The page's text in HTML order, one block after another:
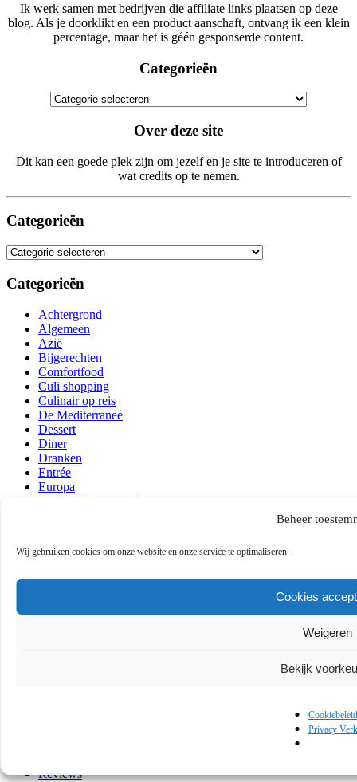
Beheer
Wij gebruiken cookies om onze website en onze service te optimaliseren.
Cookies
Weigeren
Bekijk
Cookiebeleid
Privacy
Ik werk samen met bedrijven die affiliate links plaatsen op deze
blog. Als je doorklikt en een product aanschaft, ontvang ik een klein
percentage, maar het is géén gesponserde content.
Categorieën
Categorieën
Over deze site
Dit kan een goede plek zijn om jezelf en je site te introduceren of
wat credits op te nemen.
Categorieën
Categorieën
Categorieën
Achtergrond
Algemeen
Azië
Bijgerechten
Comfortfood
Culi shopping
Culinair op reis
De Mediterranee
Dessert
Diner
Dranken
Entrée
Europa
Fastfood Homemade
Groente
Klassiekers
Reviews